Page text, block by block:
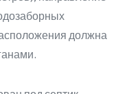
должна